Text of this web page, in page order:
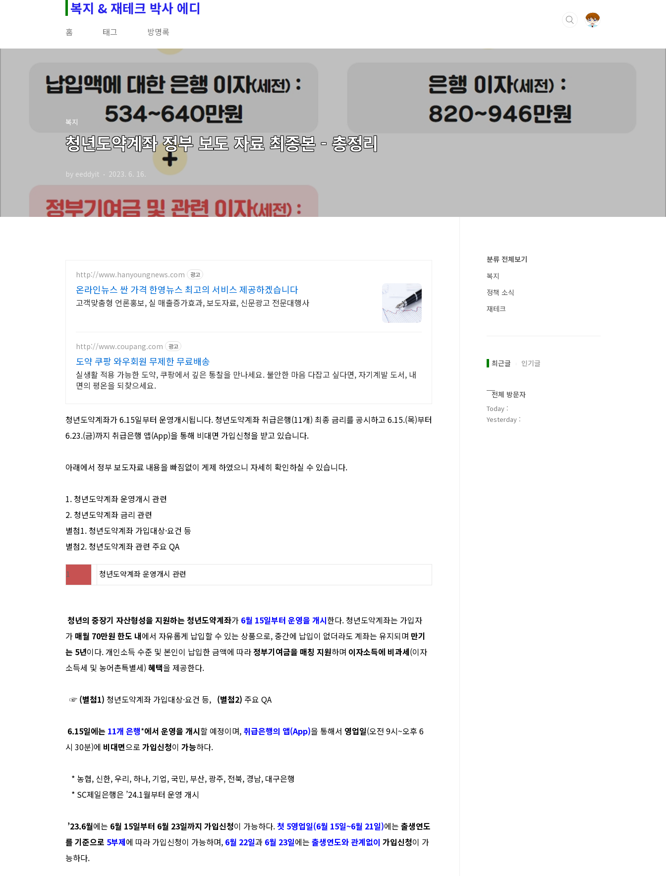
복지 & 재테크 박사 에디
홈 태그 방명록
복지
청년도약계좌 정부 보도 자료 최종본 - 총정리
by eeddyit 2023. 6. 16.
http://www.hanyoungnews.com 광고
온라인뉴스 싼 가격 한영뉴스 최고의 서비스 제공하겠습니다
고객맞춤형 언론홍보, 실 매출증가효과, 보도자료, 신문광고 전문대행사
http://www.coupang.com 광고
도약 쿠팡 와우회원 무제한 무료배송
실생활 적용 가능한 도약, 쿠팡에서 깊은 통찰을 만나세요. 불안한 마음 다잡고 싶다면, 자기계발 도서, 내
면의 평온을 되찾으세요.
청년도약계좌가 6.15일부터 운영개시됩니다. 청년도약계좌 취급은행(11개) 최종 금리를 공시하고 6.15.(목)부터
6.23.(금)까지 취급은행 앱(App)을 통해 비대면 가입신청을 받고 있습니다.
아래에서 정부 보도자료 내용을 빠짐없이 게제 하였으니 자세히 확인하실 수 있습니다.
1. 청년도약계좌운영개시 관련
2. 청년도약계좌금리 관련
별첨1. 청년도약계좌 가입대상·요건 등
별첨2. 청년도약계좌관련 주요 QA
1 청년도약계좌운영개시 관련
청년의 중장기 자산형성을 지원하는 청년도약계좌가 6월 15일부터 운영을 개시한다. 청년도약계좌는 가입자
가 매월 70만원 한도 내에서 자유롭게 납입할 수 있는 상품으로, 중간에 납입이 없더라도 계좌는 유지되며 만기
는 5년이다.개인소득 수준 및 본인이 납입한 금액에 따라정부기여금을 매칭 지원하며 이자소득에 비과세(이자
소득세 및 농어촌특별세) 혜택을 제공한다.
☞ (별첨1) 청년도약계좌 가입대상·요건 등, (별첨2) 주요 QA
6.15일에는 11개 은행*에서 운영을 개시할 예정이며, 취급은행의 앱(App)을 통해서 영업일(오전 9시~오후 6
시 30분)에 비대면으로 가입신청이 가능하다.
* 농협, 신한, 우리, 하나, 기업, 국민, 부산,광주, 전북, 경남, 대구은행
* SC제일은행은 ’24.1월부터 운영 개시
’23.6월에는 6월 15일부터 6월 23일까지 가입신청이 가능하다.첫 5영업일(6월 15일~6월 21일)에는 출생연도
를 기준으로 5부제에 따라 가입신청이 가능하며, 6월 22일과 6월 23일에는 출생연도와 관계없이 가입신청이 가
능하다.
분류 전체보기
복지
정책 소식
재테크
최근글 인기글
전체 방문자
Today :
Yesterday :